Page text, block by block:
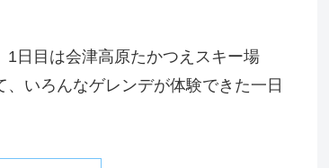
日目は会津高原たかつえスキー場
いろんなゲレンデが体験できた一日